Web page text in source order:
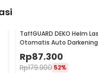
TaffGUARD DEKO Helm Las
Otomatis Auto Darkening
Welding Helmet - HW24
Rp87.300
Rp179.900 52%